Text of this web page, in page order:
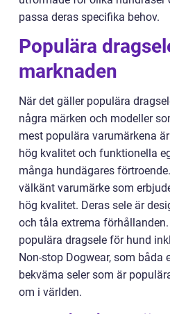
passa deras specifika behov.
Populära
marknaden
När det gäller populära
några märken och modeller
mest populära varumärkena
hög kvalitet och funktionella
många hundägares
välkänt varumärke som
hög kvalitet. Deras sele är
och tåla extrema
populära dragsele för hund
Non-stop Dogwear, som båda
bekväma seler som är
om i världen.